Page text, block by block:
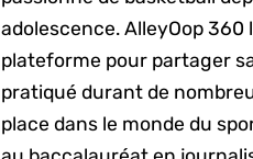
adolescence. AlleyOop 360
plateforme pour partager
pratiqué durant de
place dans le monde du